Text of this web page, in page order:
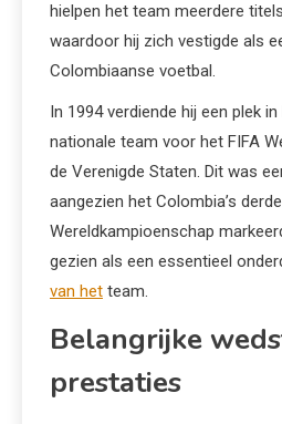
hielpen het team meerdere
waardoor hij zich vestigde als
Colombiaanse voetbal.
In 1994 verdiende hij een plek
nationale team voor het FIFA
de Verenigde Staten. Dit was
aangezien het Colombia’s
Wereldkampioenschap
gezien als een essentieel
van het team.
Belangrijke
prestaties